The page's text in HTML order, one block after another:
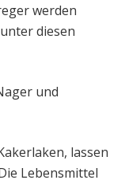
werden
diesen
und
lassen
Lebensmittel